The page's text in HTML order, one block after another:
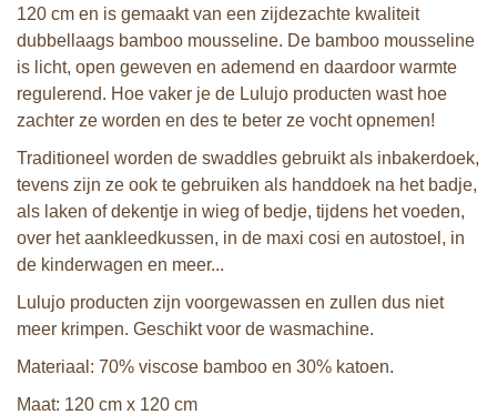
120 cm en is gemaakt van een zijdezachte kwaliteit
dubbellaags bamboo mousseline. De bamboo mousseline
is licht, open geweven en ademend en daardoor warmte
regulerend. Hoe vaker je de Lulujo producten wast hoe
zachter ze worden en des te beter ze vocht opnemen!
Traditioneel worden de swaddles gebruikt als inbakerdoek,
tevens zijn ze ook te gebruiken als handdoek na het badje,
als laken of dekentje in wieg of bedje, tijdens het voeden,
over het aankleedkussen, in de maxi cosi en autostoel, in
de kinderwagen en meer...
Lulujo producten zijn voorgewassen en zullen dus niet
meer krimpen. Geschikt voor de wasmachine.
Materiaal: 70% viscose bamboo en 30% katoen.
Maat: 120 cm x 120 cm